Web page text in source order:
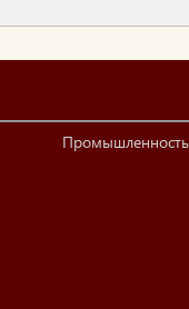
Промышленность